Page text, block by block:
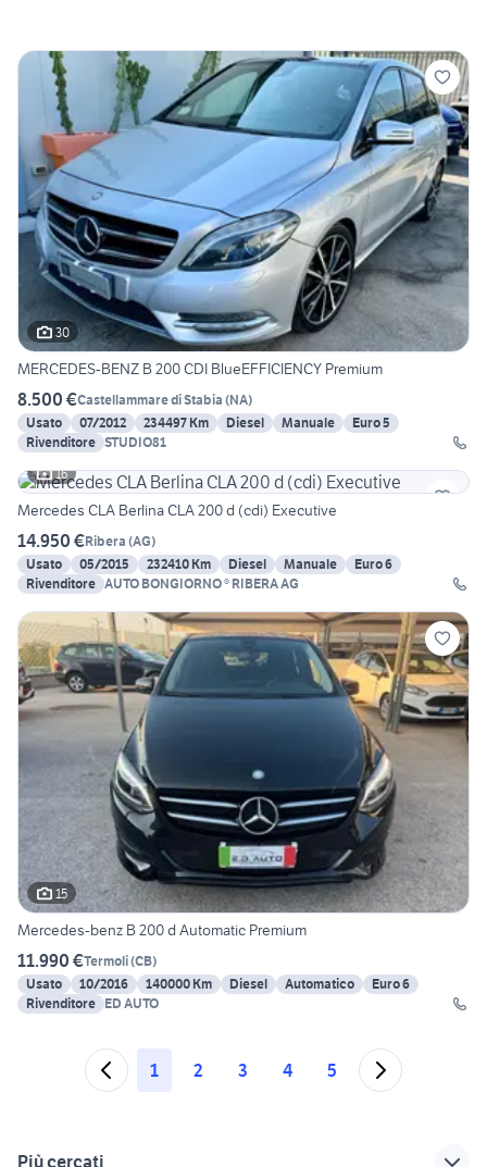
30
MERCEDES-BENZ B 200 CDI BlueEFFICIENCY Premium
8.500 €Castellammare di Stabia (NA)
Usato
07/2012 234497 Km Diesel Manuale
Euro 5
Rivenditore STUDIO81
16
Mercedes CLA Berlina CLA 200 d (cdi) Executive
14.950 €Ribera (AG)
Usato
05/2015 232410 Km Diesel Manuale
Euro 6
Rivenditore AUTO BONGIORNO ® RIBERA AG
15
Mercedes-benz B 200 d Automatic Premium
11.990 €Termoli(CB)
Usato
10/2016 140000 Km Diesel Automatico
Euro 6
Rivenditore ED AUTO
1 2 3 4 5
Più cercati